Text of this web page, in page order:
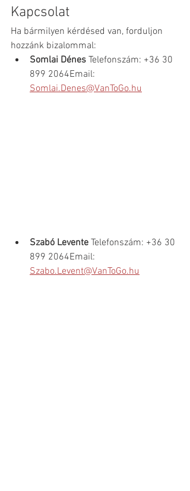
Kapcsolat
Ha bármilyen kérdésed van, forduljon
hozzánk bizalommal:​
Somlai Dénes Telefonszám: +36 30
899 2064Email:
Somlai.Denes@VanToGo.hu
Szabó Levente Telefonszám: +36 30
899 2064Email:
Szabo.Levent@VanToGo.hu